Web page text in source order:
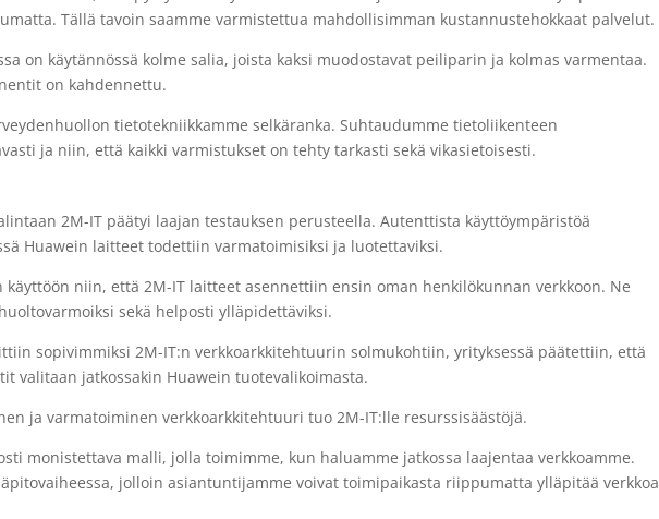
Tällä tavoin saamme varmistettua mahdollisimman kustannustehokkaat palvelut.
on käytännössä kolme salia, joista kaksi muodostavat peiliparin ja kolmas varmentaa.
on kahdennettu.
tietotekniikkamme selkäranka. Suhtaudumme tietoliikenteen
ja niin, että kaikki varmistukset on tehty tarkasti sekä vikasietoisesti.
2M-IT päätyi laajan testauksen perusteella. Autenttista käyttöympäristöä
Huawein laitteet todettiin varmatoimisiksi ja luotettaviksi.
niin, että 2M-IT laitteet asennettiin ensin oman henkilökunnan verkkoon. Ne
sekä helposti ylläpidettäviksi.
sopivimmiksi 2M-IT:n verkkoarkkitehtuurin solmukohtiin, yrityksessä päätettiin, että
valitaan jatkossakin Huawein tuotevalikoimasta.
ja varmatoiminen verkkoarkkitehtuuri tuo 2M-IT:lle resurssisäästöjä.
monistettava malli, jolla toimimme, kun haluamme jatkossa laajentaa verkkoamme.
jolloin asiantuntijamme voivat toimipaikasta riippumatta ylläpitää verkkoa